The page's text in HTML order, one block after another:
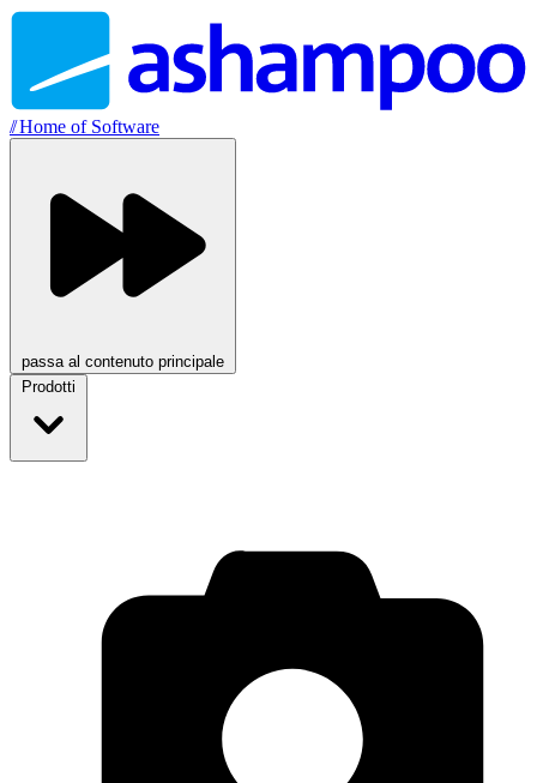
//Home of Software
passa al contenuto principale
Prodotti